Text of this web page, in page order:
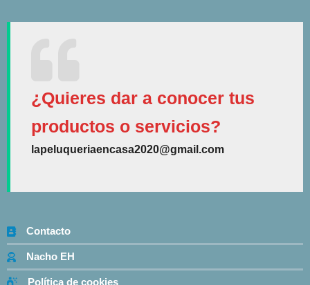
¿Quieres dar a conocer tus
productos o servicios?
lapeluqueriaencasa2020@gmail.com
Contacto
Nacho EH
Política de cookies